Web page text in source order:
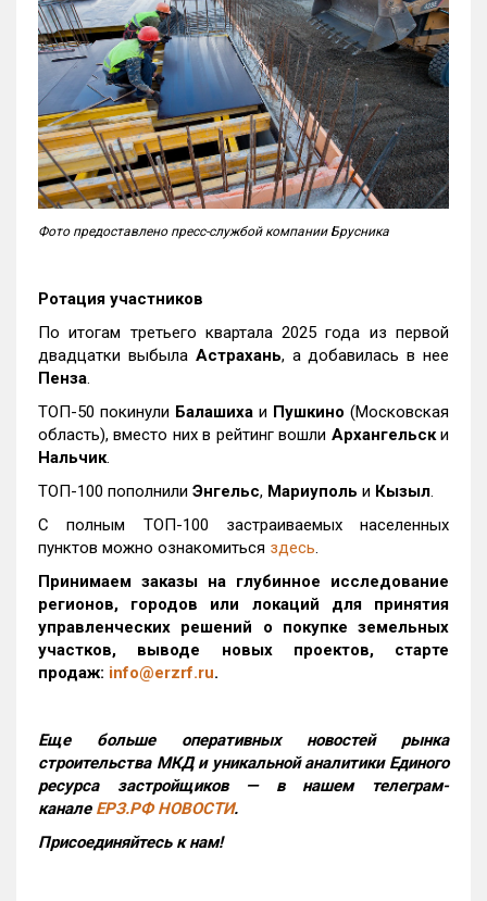
Фото предоставлено пресс-службой компании Брусника
Ротация участников
По итогам третьего квартала 2025 года из первой
двадцатки выбыла Астрахань, а добавилась в нее
Пенза.
ТОП-50 покинули Балашиха и Пушкино (Московская
область), вместо них в рейтинг вошли Архангельски
Нальчик.
ТОП-100 пополнили Энгельс, Мариуполь и Кызыл.
С полным ТОП-100 застраиваемых населенных
пунктов можно ознакомиться здесь.
Принимаем заказы на глубинное исследование
регионов, городов или локаций для принятия
управленческих решений о покупке земельных
участков, выводе новых проектов, старте
продаж: info@erzrf.ru.
Еще больше оперативных новостей рынка
строительства МКД и уникальной аналитики Единого
ресурса застройщиков — в нашем телеграм-
канале ЕРЗ.РФ НОВОСТИ.
Присоединяйтесь к нам!